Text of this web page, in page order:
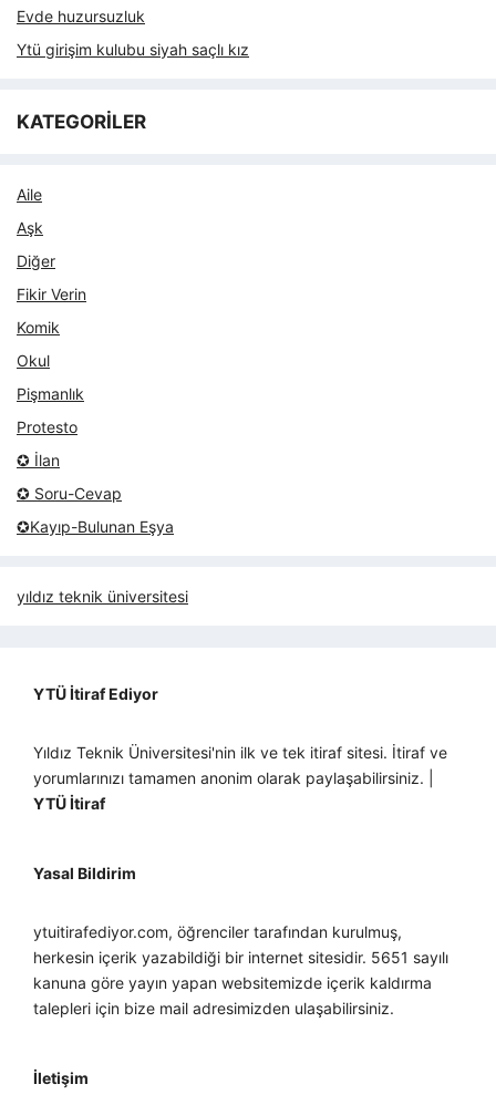
Evde huzursuzluk
Ytü girişim kulubu siyah saçlı kız
KATEGORİLER
Aile
Aşk
Diğer
Fikir Verin
Komik
Okul
Pişmanlık
Protesto
✪ İlan
✪ Soru-Cevap
✪Kayıp-Bulunan Eşya
yıldız teknik üniversitesi
YTÜ İtiraf Ediyor
Yıldız Teknik Üniversitesi'nin ilk ve tek itiraf sitesi. İtiraf ve
yorumlarınızı tamamen anonim olarak paylaşabilirsiniz. |
YTÜ İtiraf
Yasal Bildirim
ytuitirafediyor.com, öğrenciler tarafından kurulmuş,
herkesin içerik yazabildiği bir internet sitesidir. 5651 sayılı
kanuna göre yayın yapan websitemizde içerik kaldırma
talepleri için bize mail adresimizden ulaşabilirsiniz.
İletişim